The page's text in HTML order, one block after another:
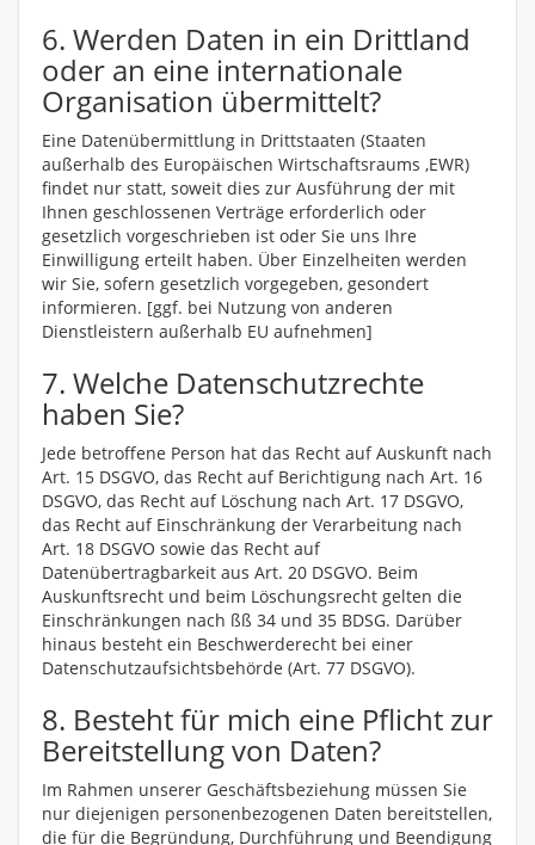
6. Werden Daten in ein Drittland
oder an eine internationale
Organisation übermittelt?
Eine Datenübermittlung in Drittstaaten (Staaten
außerhalb des Europäischen Wirtschaftsraums ,EWR)
findet nur statt, soweit dies zur Ausführung der mit
Ihnen geschlossenen Verträge erforderlich oder
gesetzlich vorgeschrieben ist oder Sie uns Ihre
Einwilligung erteilt haben. Über Einzelheiten werden
wir Sie, sofern gesetzlich vorgegeben, gesondert
informieren. [ggf. bei Nutzung von anderen
Dienstleistern außerhalb EU aufnehmen]
7. Welche Datenschutzrechte
haben Sie?
Jede betroffene Person hat das Recht auf Auskunft nach
Art. 15 DSGVO, das Recht auf Berichtigung nach Art. 16
DSGVO, das Recht auf Löschung nach Art. 17 DSGVO,
das Recht auf Einschränkung der Verarbeitung nach
Art. 18 DSGVO sowie das Recht auf
Datenübertragbarkeit aus Art. 20 DSGVO. Beim
Auskunftsrecht und beim Löschungsrecht gelten die
Einschränkungen nach ßß 34 und 35 BDSG. Darüber
hinaus besteht ein Beschwerderecht bei einer
Datenschutzaufsichtsbehörde (Art. 77 DSGVO).
8. Besteht für mich eine Pflicht zur
Bereitstellung von Daten?
Im Rahmen unserer Geschäftsbeziehung müssen Sie
nur diejenigen personenbezogenen Daten bereitstellen,
die für die Begründung, Durchführung und Beendigung